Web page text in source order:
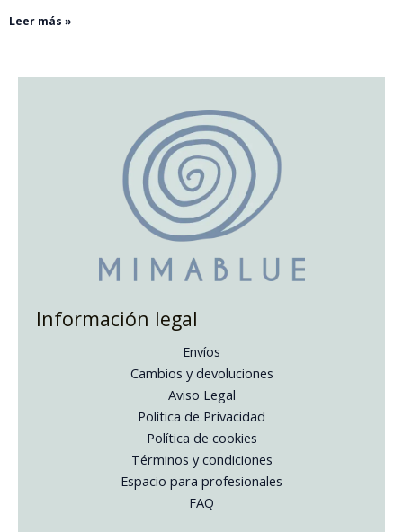
Leer más »
Información legal
Envíos
Cambios y devoluciones
Aviso Legal
Política de Privacidad
Política de cookies
Términos y condiciones
Espacio para profesionales
FAQ